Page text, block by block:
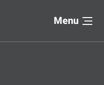
Menu